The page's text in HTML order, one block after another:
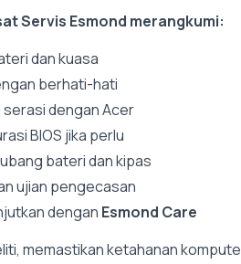
Servis Esmond merangkumi:
dan kuasa
berhati-hati
serasi dengan Acer
BIOS jika perlu
bateri dan kipas
ujian pengecasan
dengan Esmond Care
memastikan ketahanan